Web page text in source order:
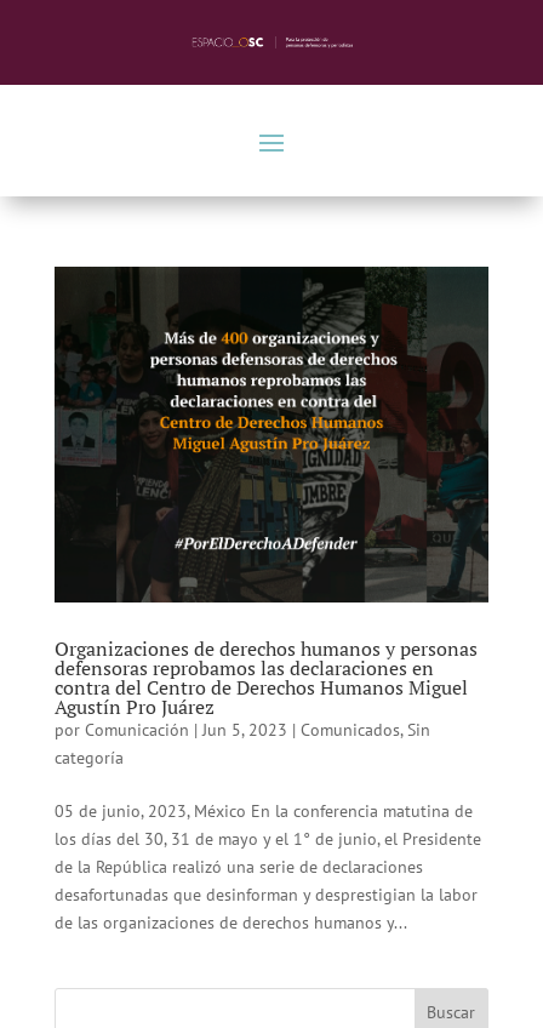
Organizaciones de derechos humanos y personas
defensoras reprobamos las declaraciones en
contra del Centro de Derechos Humanos Miguel
Agustín Pro Juárez
por Comunicación |Jun 5, 2023 | Comunicados,Sin
categoría
05 de junio, 2023, México En la conferencia matutina de
los días del 30, 31 de mayo y el 1° de junio, el Presidente
de la República realizó una serie de declaraciones
desafortunadas que desinforman y desprestigian la labor
de las organizaciones de derechos humanos y...
Buscar